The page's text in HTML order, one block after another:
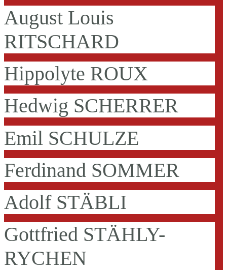
August Louis
RITSCHARD
Hippolyte ROUX
Hedwig SCHERRER
Emil SCHULZE
Ferdinand SOMMER
Adolf STÄBLI
Gottfried STÄHLY-
RYCHEN